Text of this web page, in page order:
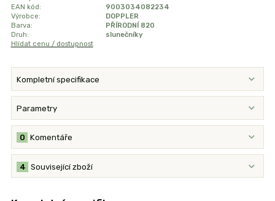
EAN kód:
9003034082234
Výrobce:
DOPPLER
Barva:
PŘÍRODNÍ 820
Druh:
slunečníky
Hlídat cenu / dostupnost
Kompletní specifikace
Parametry
Komentáře
0
Související zboží
4